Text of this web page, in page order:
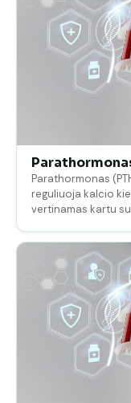
Parathormonas
reguliuoja kalcio
vertinamas kartu